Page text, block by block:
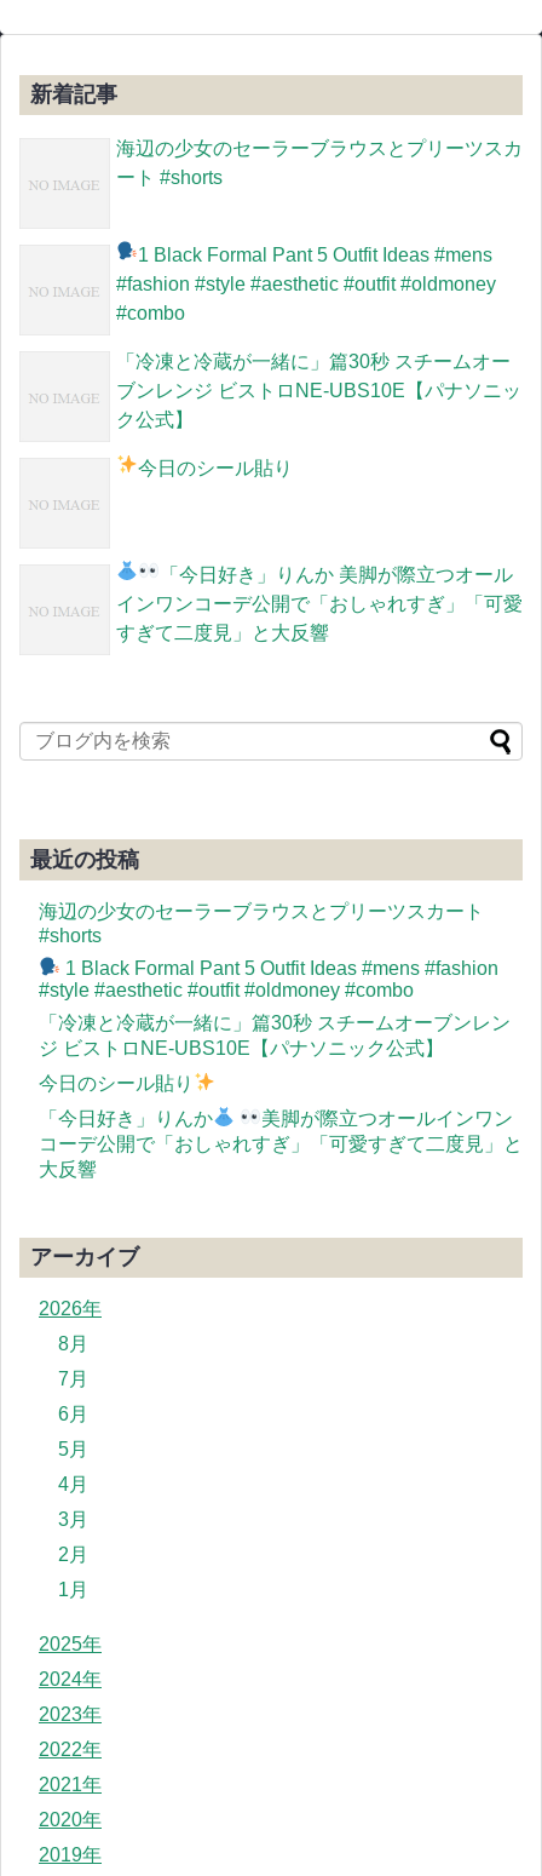
新着記事
海辺の少女のセーラーブラウスとプリーツスカ
ート #shorts
1 Black Formal Pant 5 Outfit Ideas #mens
#fashion #style #aesthetic #outfit #oldmoney
#combo
「冷凍と冷蔵が一緒に」篇30秒 スチームオー
ブンレンジ ビストロNE-UBS10E【パナソニッ
ク公式】
今日のシール貼り
「今日好き」りんか 美脚が際立つオール
インワンコーデ公開で「おしゃれすぎ」「可愛
すぎて二度見」と大反響
最近の投稿
海辺の少女のセーラーブラウスとプリーツスカート
#shorts
1 Black Formal Pant 5 Outfit Ideas #mens #fashion
#style #aesthetic #outfit #oldmoney #combo
「冷凍と冷蔵が一緒に」篇30秒 スチームオーブンレン
ジ ビストロNE-UBS10E【パナソニック公式】
今日のシール貼り
「今日好き」りんか
美脚が際立つオールインワン
コーデ公開で「おしゃれすぎ」「可愛すぎて二度見」と
大反響
アーカイブ
2026年
8月
7月
6月
5月
4月
3月
2月
1月
2025年
2024年
2023年
2022年
2021年
2020年
2019年